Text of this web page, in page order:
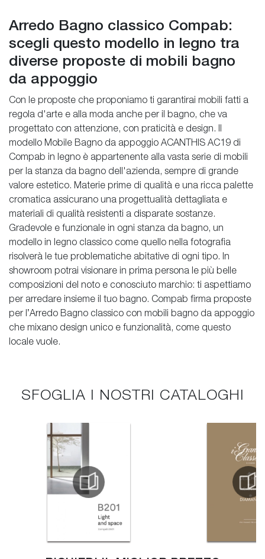
Arredo Bagno classico Compab:
scegli questo modello in legno tra
diverse proposte di mobili bagno
da appoggio
Con le proposte che proponiamo ti garantirai mobili fatti a
regola d'arte e alla moda anche per il bagno, che va
progettato con attenzione, con praticità e design. Il
modello Mobile Bagno da appoggio ACANTHIS AC19 di
Compab in legno è appartenente alla vasta serie di mobili
per la stanza da bagno dell'azienda, sempre di grande
valore estetico. Materie prime di qualità e una ricca palette
cromatica assicurano una progettualità dettagliata e
materiali di qualità resistenti a disparate sostanze.
Gradevole e funzionale in ogni stanza da bagno, un
modello in legno classico come quello nella fotografia
risolverà le tue problematiche abitative di ogni tipo. In
showroom potrai visionare in prima persona le più belle
composizioni del noto e conosciuto marchio: ti aspettiamo
per arredare insieme il tuo bagno. Compab firma proposte
per l’Arredo Bagno classico con mobili bagno da appoggio
che mixano design unico e funzionalità, come questo
locale vuole.
SFOGLIA I NOSTRI CATALOGHI